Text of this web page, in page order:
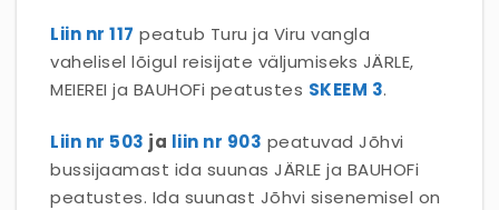
Liin nr 117 peatub Turu ja Viru vangla
vahelisel lõigul reisijate väljumiseks JÄRLE,
MEIEREI ja BAUHOFi peatustes SKEEM 3.
Liin nr 503 ja liin nr 903 peatuvad Jõhvi
bussijaamast ida suunas JÄRLE ja BAUHOFi
peatustes. Ida suunast Jõhvi sisenemisel on